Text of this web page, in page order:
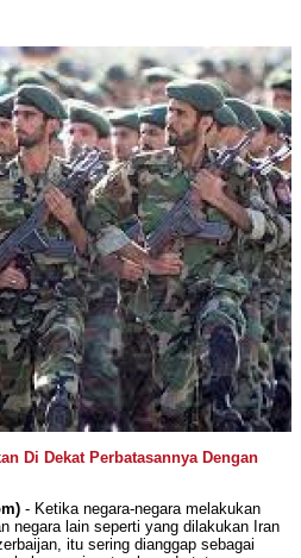
Di Dekat Perbatasannya Dengan
- Ketika negara-negara melakukan
negara lain seperti yang dilakukan Iran
itu sering dianggap sebagai